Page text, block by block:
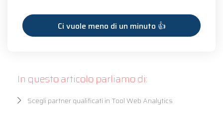
In questo articolo parliamo di:
Scegli partner qualificati in Tool Web Analytics